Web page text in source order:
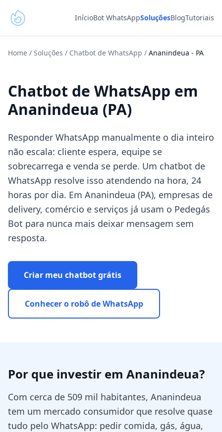
InícioBot WhatsAppSoluçõesBlogTutoriais
Home / Soluções / Chatbot de WhatsApp / Ananindeua - PA
Chatbot de WhatsApp em
Ananindeua (PA)
Responder WhatsApp manualmente o dia inteiro
não escala: cliente espera, equipe se
sobrecarrega e venda se perde. Um chatbot de
WhatsApp resolve isso atendendo na hora, 24
horas por dia. Em Ananindeua (PA), empresas de
delivery, comércio e serviços já usam o Pedegás
Bot para nunca mais deixar mensagem sem
resposta.
Criar meu chatbot grátis
Conhecer o robô de WhatsApp
Por que investir em Ananindeua?
Com cerca de 509 mil habitantes, Ananindeua
tem um mercado consumidor que resolve quase
tudo pelo WhatsApp: pedir comida, gás, água,